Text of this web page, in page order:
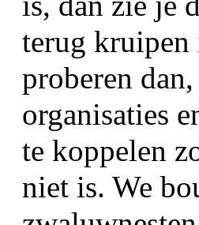
terug
proberen
organisaties
te koppelen
niet is. We